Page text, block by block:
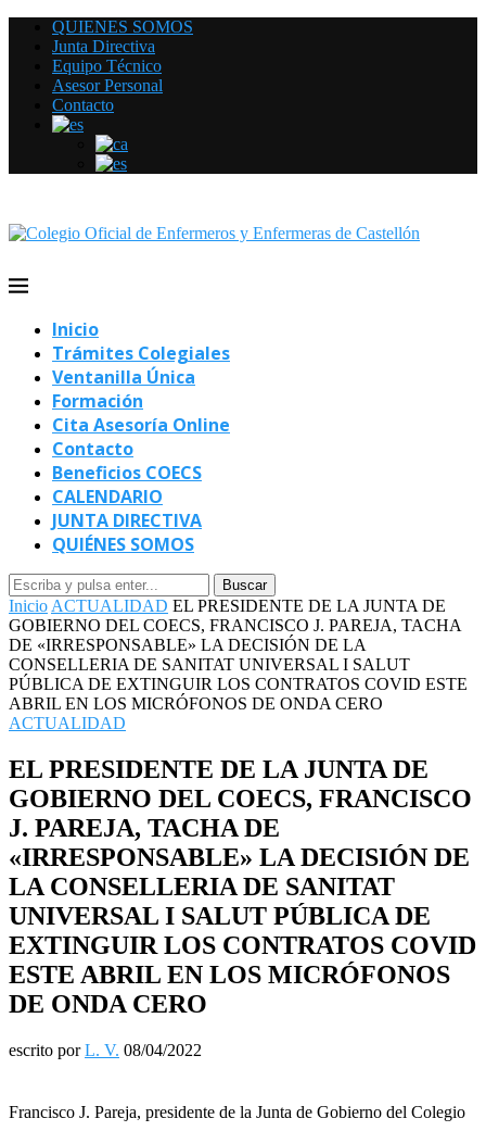
QUIENES SOMOS
Junta Directiva
Equipo Técnico
Asesor Personal
Contacto
Inicio
Trámites Colegiales
Ventanilla Única
Formación
Cita Asesoría Online
Contacto
Beneficios COECS
CALENDARIO
JUNTA DIRECTIVA
QUIÉNES SOMOS
Buscar
Inicio ACTUALIDAD EL PRESIDENTE DE LA JUNTA DE
GOBIERNO DEL COECS, FRANCISCO J. PAREJA, TACHA
DE «IRRESPONSABLE» LA DECISIÓN DE LA
CONSELLERIA DE SANITAT UNIVERSAL I SALUT
PÚBLICA DE EXTINGUIR LOS CONTRATOS COVID ESTE
ABRIL EN LOS MICRÓFONOS DE ONDA CERO
ACTUALIDAD
EL PRESIDENTE DE LA JUNTA DE
GOBIERNO DEL COECS, FRANCISCO
J. PAREJA, TACHA DE
«IRRESPONSABLE» LA DECISIÓN DE
LA CONSELLERIA DE SANITAT
UNIVERSAL I SALUT PÚBLICA DE
EXTINGUIR LOS CONTRATOS COVID
ESTE ABRIL EN LOS MICRÓFONOS
DE ONDA CERO
escrito porL. V. 08/04/2022
Francisco J. Pareja, presidente de la Junta de Gobierno del Colegio